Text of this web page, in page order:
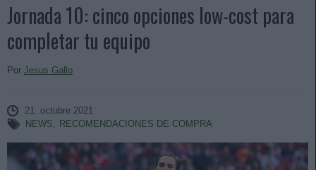
Jornada 10: cinco opciones low-cost para
completar tu equipo
Por Jesus Gallo
21. octubre 2021
NEWS, RECOMENDACIONES DE COMPRA